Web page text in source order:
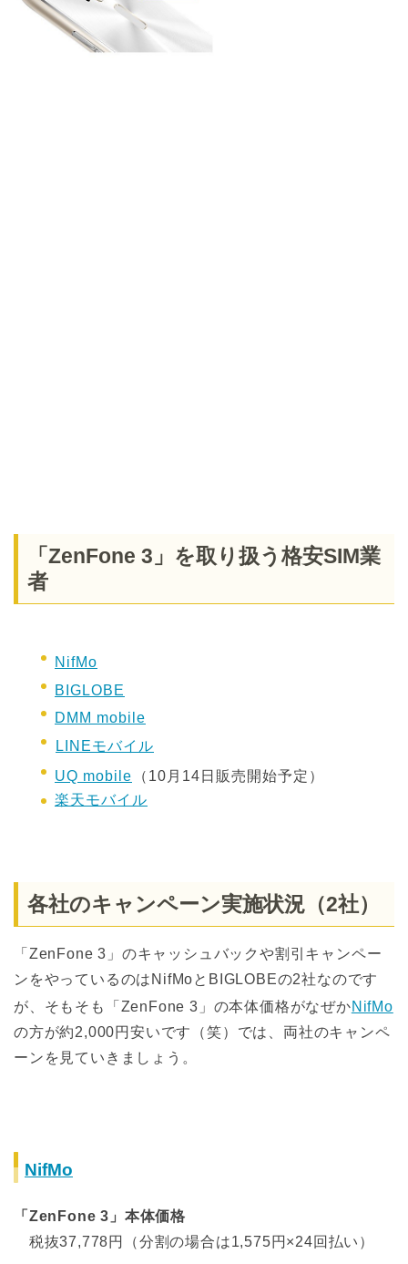
「ZenFone 3」を取り扱う格安SIM業
者
NifMo
BIGLOBE
DMM mobile
LINEモバイル
UQ mobile
（10月14日販売開始予定）
楽天モバイル
各社のキャンペーン実施状況（2社）
「ZenFone 3」のキャッシュバックや割引キャンペー
ンをやっているのはNifMoとBIGLOBEの2社なのです
が、そもそも「ZenFone 3」の本体価格がなぜかNifMo
の方が約2,000円安いです（笑）では、両社のキャンペ
ーンを見ていきましょう。
NifMo
「ZenFone 3」本体価格
税抜37,778円（分割の場合は1,575円×24回払い）